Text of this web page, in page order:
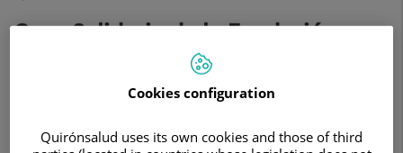
Cena Solidaria de la Fundación
La fundación presenta el programa
"Mujeres con corazón" para la
Cookies configuration
Quirónsalud uses its own cookies and those of third